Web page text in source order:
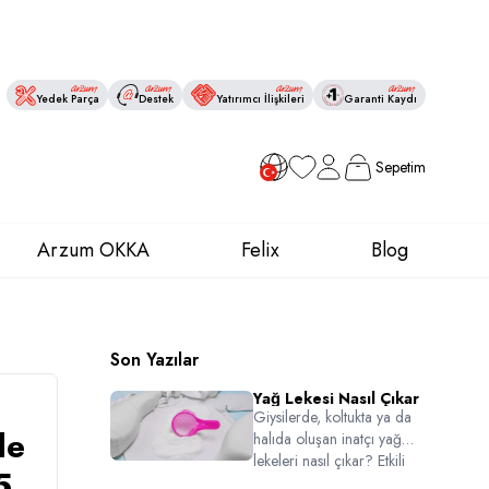
Yedek Parça Destek Yatırımcı İlişkileri Garanti Kaydı
Favorilerim
Hesabım Sepetim
Arzum OKKA Felix Blog
Son Yazılar
Yağ Lekesi Nasıl Çıkar
Giysilerde, koltukta ya da
halıda oluşan inatçı yağ
lekeleri nasıl çıkar? Etkili